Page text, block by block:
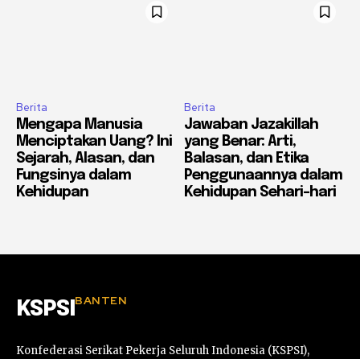
Berita
Mengapa Manusia
Menciptakan Uang? Ini
Sejarah, Alasan, dan
Fungsinya dalam
Kehidupan
Berita
Jawaban Jazakillah
yang Benar: Arti,
Balasan, dan Etika
Penggunaannya dalam
Kehidupan Sehari-hari
KSPSI BANTEN
Konfederasi Serikat Pekerja Seluruh Indonesia (KSPSI),